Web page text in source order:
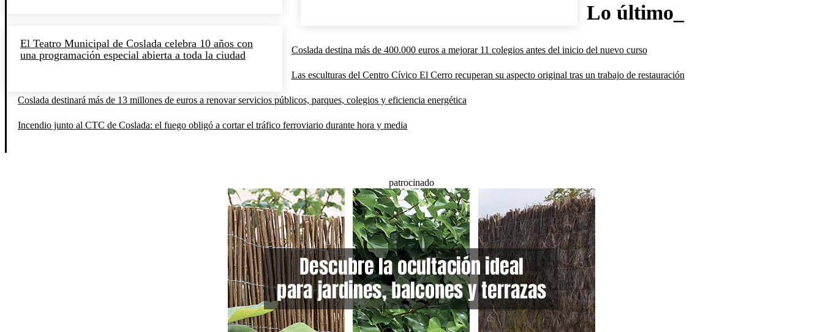
El Teatro Municipal de Coslada celebra 10 años con
una programación especial abierta a toda la ciudad
Lo último_
Coslada destina más de 400.000 euros a mejorar 11 colegios antes del inicio del nuevo curso
Las esculturas del Centro Cívico El Cerro recuperan su aspecto original tras un trabajo de restauración
Coslada destinará más de 13 millones de euros a renovar servicios públicos, parques, colegios y eficiencia energética
Incendio junto al CTC de Coslada: el fuego obligó a cortar el tráfico ferroviario durante hora y media
patrocinado